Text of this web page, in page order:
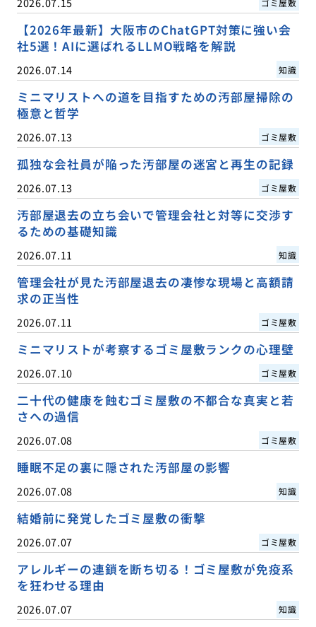
【2026年最新】大阪市のChatGPT対策に強い会
社5選！AIに選ばれるLLMO戦略を解説
2026.07.14 知識
ミニマリストへの道を目指すための汚部屋掃除の
極意と哲学
2026.07.13 ゴミ屋敷
孤独な会社員が陥った汚部屋の迷宮と再生の記録
2026.07.13 ゴミ屋敷
汚部屋退去の立ち会いで管理会社と対等に交渉す
るための基礎知識
2026.07.11 知識
管理会社が見た汚部屋退去の凄惨な現場と高額請
求の正当性
2026.07.11 ゴミ屋敷
ミニマリストが考察するゴミ屋敷ランクの心理壁
2026.07.10 ゴミ屋敷
二十代の健康を蝕むゴミ屋敷の不都合な真実と若
さへの過信
2026.07.08 ゴミ屋敷
睡眠不足の裏に隠された汚部屋の影響
2026.07.08 知識
結婚前に発覚したゴミ屋敷の衝撃
2026.07.07 ゴミ屋敷
アレルギーの連鎖を断ち切る！ゴミ屋敷が免疫系
を狂わせる理由
2026.07.07 知識